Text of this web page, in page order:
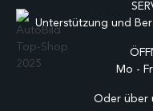
Unterstützung und
Mo -
Oder über